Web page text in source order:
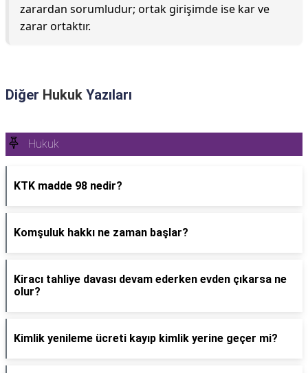
zarardan sorumludur; ortak girişimde ise kar ve
zarar ortaktır.
Diğer Hukuk Yazıları
Hukuk
KTK madde 98 nedir?
Komşuluk hakkı ne zaman başlar?
Kiracı tahliye davası devam ederken evden çıkarsa ne
olur?
Kimlik yenileme ücreti kayıp kimlik yerine geçer mi?